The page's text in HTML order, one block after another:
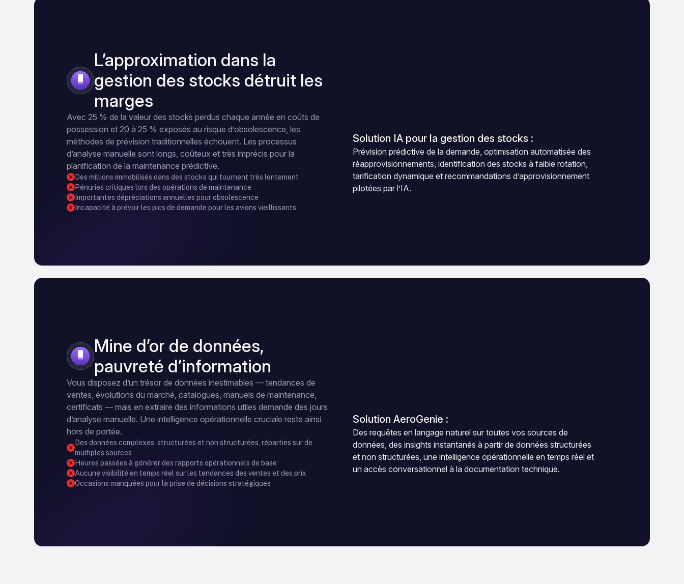
2
L’approximation dans la
gestion des stocks détruit les
marges
Avec 25 % de la valeur des stocks perdus chaque année en coûts de
possession et 20 à 25 % exposés au risque d’obsolescence, les
méthodes de prévision traditionnelles échouent. Les processus
d’analyse manuelle sont longs, coûteux et très imprécis pour la
planification de la maintenance prédictive.
Des millions immobilisés dans des stocks qui tournent très lentement
Pénuries critiques lors des opérations de maintenance
Importantes dépréciations annuelles pour obsolescence
Incapacité à prévoir les pics de demande pour les avions vieillissants
Solution IA pour la gestion des stocks :
Prévision prédictive de la demande, optimisation automatisée des
réapprovisionnements, identification des stocks à faible rotation,
tarification dynamique et recommandations d’approvisionnement
pilotées par l’IA.
3
Mine d’or de données,
pauvreté d’information
Vous disposez d’un trésor de données inestimables — tendances de
ventes, évolutions du marché, catalogues, manuels de maintenance,
certificats — mais en extraire des informations utiles demande des jours
d’analyse manuelle. Une intelligence opérationnelle cruciale reste ainsi
hors de portée.
Des données complexes, structurées et non structurées, réparties sur de
multiples sources
Heures passées à générer des rapports opérationnels de base
Aucune visibilité en temps réel sur les tendances des ventes et des prix
Occasions manquées pour la prise de décisions stratégiques
Solution AeroGenie :
Des requêtes en langage naturel sur toutes vos sources de
données, des insights instantanés à partir de données structurées
et non structurées, une intelligence opérationnelle en temps réel et
un accès conversationnel à la documentation technique.